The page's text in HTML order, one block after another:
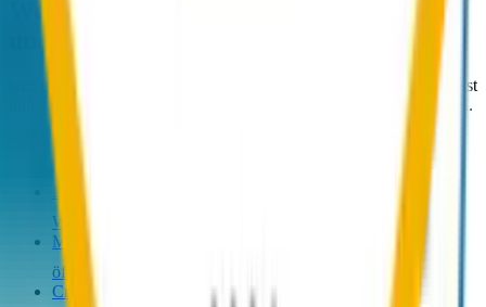
Weitere E-Mail-Security-Alternativen
und Cross-Vergleiche.
NoSpamProxy wird häufig mit SEPPmail, Hornetsecurity, Mimecast
und Cryptshare abgewogen. Hier sind die direkten Vergleichsseiten.
SEPPmail vs. Conbool
Schweizer Anbieter im Encryption-
Markt.
Hornetsecurity vs. Conbool
Wettbewerber.
Mimecast vs. Conbool
Globaler SEG im Vergleich. Vergleich
öffnen
Cryptshare vs. ConboolWenn auch Files-Versand relevant